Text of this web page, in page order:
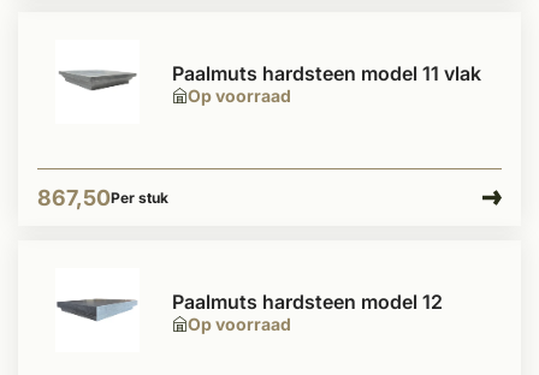
Op voorraad
Paalmuts hardsteen model 11 vlak
867,50Per stuk
Op voorraad
Paalmuts hardsteen model 12